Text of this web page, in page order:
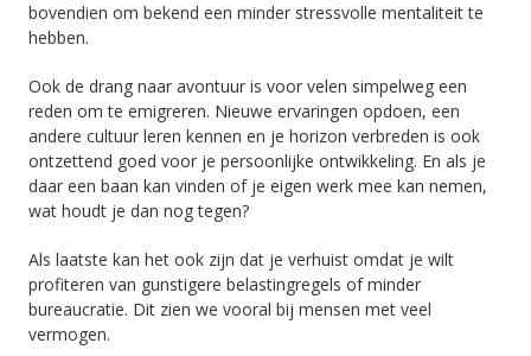
bovendien om bekend een minder stressvolle mentaliteit te
hebben.
Ook de drang naar avontuur is voor velen simpelweg een
reden om te emigreren. Nieuwe ervaringen opdoen, een
andere cultuur leren kennen en je horizon verbreden is ook
ontzettend goed voor je persoonlijke ontwikkeling. En als je
daar een baan kan vinden of je eigen werk mee kan nemen,
wat houdt je dan nog tegen?
Als laatste kan het ook zijn dat je verhuist omdat je wilt
profiteren van gunstigere belastingregels of minder
bureaucratie. Dit zien we vooral bij mensen met veel
vermogen.